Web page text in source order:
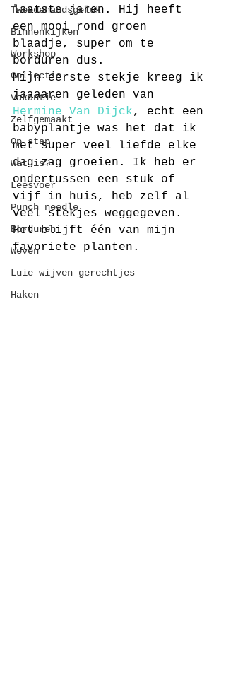
Tweedehandsgeluk
Binnenkijken
Workshop
Collectie
Vakantie
Zelfgemaakt
Op stap
Wat is?
Leesvoer
Punch needle
Borduren
Weven
Luie wijven gerechtjes
Haken
laatste jaren. Hij heeft
een mooi rond groen
blaadje, super om te
borduren dus.
Mijn eerste stekje kreeg ik
jaaaaren geleden van
Hermine Van Dijck, echt een
babyplantje was het dat ik
met super veel liefde elke
dag zag groeien. Ik heb er
ondertussen een stuk of
vijf in huis, heb zelf al
veel stekjes weggegeven.
Het blijft één van mijn
favoriete planten.